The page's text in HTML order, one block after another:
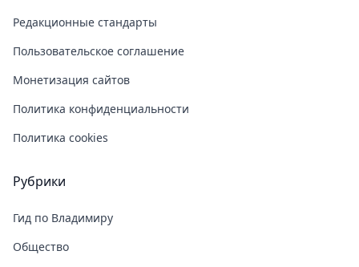
Редакционные стандарты
Пользовательское соглашение
Монетизация сайтов
Политика конфиденциальности
Политика cookies
Рубрики
Гид по Владимиру
Общество